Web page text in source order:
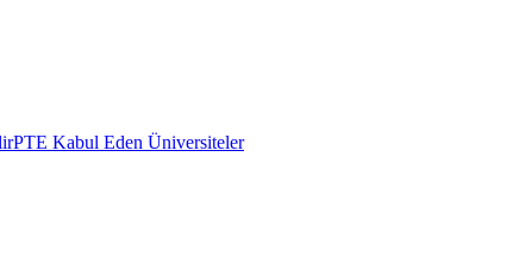
PTE Kabul Eden Üniversiteler